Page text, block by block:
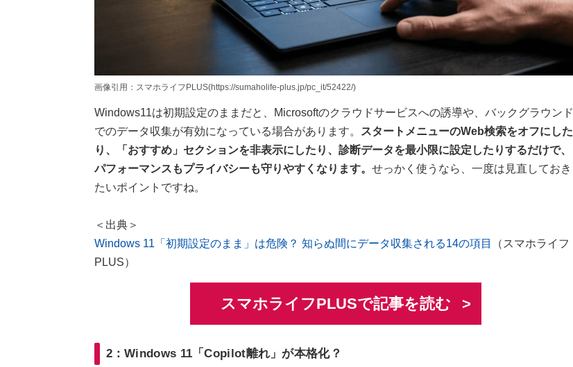
画像引用：スマホライフPLUS(https://sumaholife-plus.jp/pc_it/52422/)
Windows11は初期設定のままだと、Microsoftのクラウドサービスへの誘導や、バックグラウンド
でのデータ収集が有効になっている場合があります。
スタートメニューのWeb検索をオフにした
り、「おすすめ」セクションを非表示にしたり、診断データを最小限に設定したりするだけで、
パフォーマンスもプライバシーも守りやすくなります。 せっかく使うなら、一度は見直しておき
たいポイントですね。
＜出典＞
Windows 11「初期設定のまま」は危険？ 知らぬ間にデータ収集される14の項目
（スマホライフ
PLUS）
スマホライフPLUSで記事を読む
2：Windows 11「Copilot離れ」が本格化？